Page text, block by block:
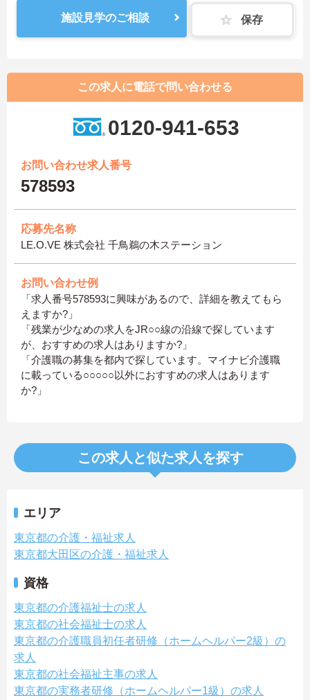
施設見学のご相談 保存
この求人に電話で問い合わせる
0120-941-653
お問い合わせ求人番号
578593
応募先名称
LE.O.VE 株式会社 千鳥鵜の木ステーション
お問い合わせ例
「求人番号578593に興味があるので、詳細を教えてもら
えますか?」
「残業が少なめの求人をJR○○線の沿線で探しています
が、おすすめの求人はありますか?」
「介護職の募集を都内で探しています。マイナビ介護職
に載っている○○○○○以外におすすめの求人はあります
か?」
この求人と似た求人を探す
エリア
東京都の介護・福祉求人
東京都大田区の介護・福祉求人
資格
東京都の介護福祉士の求人
東京都の社会福祉士の求人
東京都の介護職員初任者研修（ホームヘルパー2級）の
求人
東京都の社会福祉主事の求人
東京都の実務者研修（ホームヘルパー1級）の求人